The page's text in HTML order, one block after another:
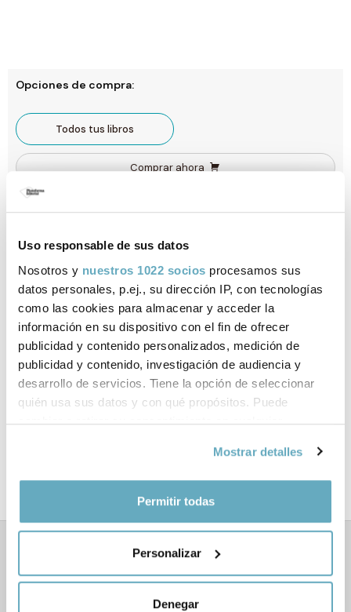
Uso responsable de sus datos
Nosotros y nuestros 1022 socios procesamos sus
datos personales, p.ej., su dirección IP, con tecnologías
como las cookies para almacenar y acceder la
información en su dispositivo con el fin de ofrecer
publicidad y contenido personalizados, medición de
publicidad y contenido, investigación de audiencia y
desarrollo de servicios. Tiene la opción de seleccionar
quién usa sus datos y con qué propósitos. Puede
cambiar o retirar su consentimiento en cualquier
Si lo permite, también quisiéramos:
geográfica que puede tener una precisión de varios
Identificar su dispositivo analizándolo activamente
Mostrar detalles
Permitir todas
Personalizar
Denegar
Opciones de compra:
Todos tus libros
Comprar ahora
Gastos de envío gratis a España. Envío 3-4 días laborables para península y
Ficha técnica
ISBN: 978-84-18927-36-2
Páginas:152
Tema:Salud y bienestar
Formato:140x 220 mm
Libros relacionados